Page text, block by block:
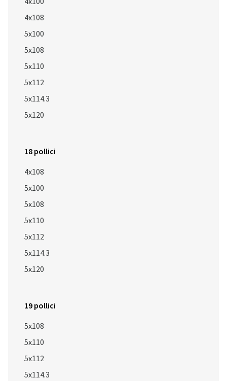
4x108
5x100
5x108
5x110
5x112
5x114.3
5x120
18 pollici
4x108
5x100
5x108
5x110
5x112
5x114.3
5x120
19 pollici
5x108
5x110
5x112
5x114.3